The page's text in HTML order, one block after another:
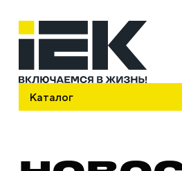
Каталог